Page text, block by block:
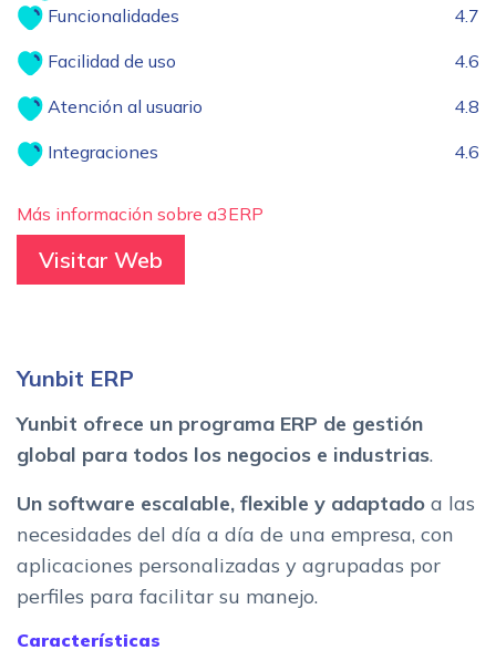
Funcionalidades
4.7
Facilidad de uso 4.6
Atención al usuario 4.8
Integraciones 4.6
Más información sobre a3ERP
Visitar Web
Yunbit ERP
Yunbit ofrece un programa ERP de gestión
global para todos los negocios e industrias.
Un software escalable, flexible y adaptado a las
necesidades del día a día de una empresa, con
aplicaciones personalizadas y agrupadas por
perfiles para facilitar su manejo.
Características